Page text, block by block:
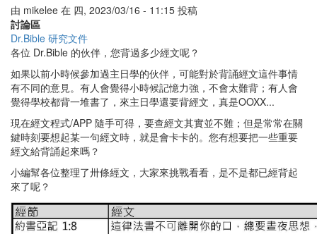
由 mikelee 在 四, 2023/03/16 - 11:15 投稿
討論區
Dr.Bible 研究文件
各位 Dr.Bible 的伙伴，您背過多少經文呢？
如果以前小時候參加過主日學的伙伴，可能對於背誦經文這件事情
有不同的意見。有人會覺得小時候記憶力強，不會太難背；有人會
覺得學校都背一堆書了，來主日學還要背經文，真是OOXX...
現在經文程式/APP 隨手可得，要查經文其實並不難；但是常常在關
鍵時刻要想起某一句經文時，就是會卡卡的。您有想要把一些重要
經文給背誦起來嗎？
小編幫各位整理了卅條經文，大家來挑戰看看，是不是都已經背起
來了呢？